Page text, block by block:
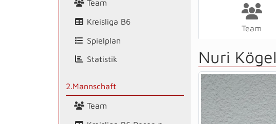
Team
Kreisliga B6
Spielplan
Statistik
2.Mannschaft
Team
Team
Nuri Kögel